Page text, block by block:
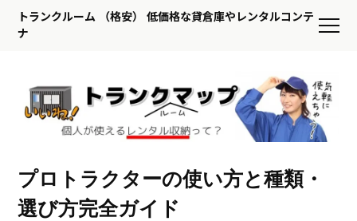
トランクルーム （格安） 低価格な貸倉庫やレンタルコンテ
ナ
プロトラクターの使い方と種類・
選び方完全ガイド